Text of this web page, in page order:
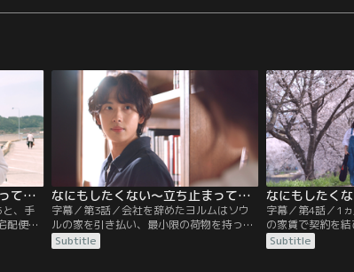
なにもしたくない～立ち止まって、恋をして～ 第02話／字幕
、手
配便が
ル
往復
なにもしたくない～立ち止まって、恋をして～ 第03話／字幕
字幕／第3話／会社を辞めたヨルムはソウ
ルの家を引き払い、最小限の荷物を持って
地方の町・アンゴクへ。海辺ののどかな雰
囲気と偶然見つけた図書館に惹かれ、この
Subtitle
字幕／第4話／1
の家賃で契約を
ったヨルム。図
は気にせず思い
Subtitle